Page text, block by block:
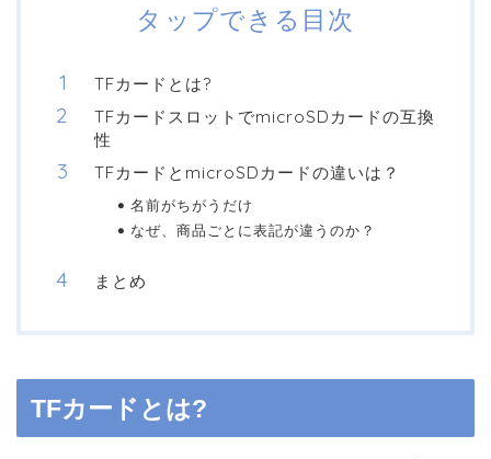
タップできる目次
TFカードとは?
TFカードスロットでmicroSDカードの互換
性
TFカードとmicroSDカードの違いは？
名前がちがうだけ
なぜ、商品ごとに表記が違うのか？
まとめ
TFカードとは?